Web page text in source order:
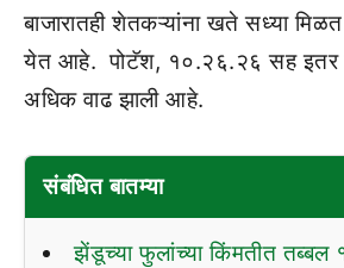
बाजारातही शेतकऱ्यांना खते सध्या
येत आहे. पोटॅश, १०.२६.२६ सह इतर
अधिक वाढ झाली आहे.
संबंधित बातम्या
झेंडूच्या फुलांच्या किंमतीत